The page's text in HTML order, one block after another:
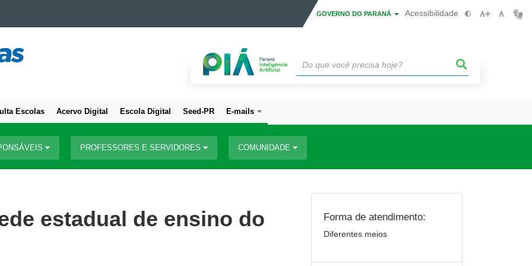
GOVERNO DO PARANÁ Acessibilidade
Escolas Acervo Digital Escola Digital Seed-PR E-mails
PROFESSORES E SERVIDORES COMUNIDADE
estadual de ensino do
Forma de atendimento:
Diferentes meios